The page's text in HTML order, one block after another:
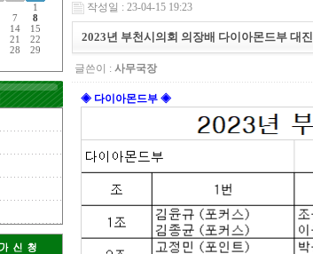
1
7
8
14
15
21
22
28
29
작성일 : 23-04-15 19:23
2023년 부천시의회 의장배 다이아몬드부 대
글쓴이 : 사무국장
◈ 다이아몬드부 ◈